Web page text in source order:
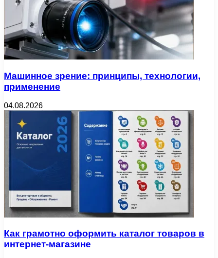
Машинное зрение: принципы, технологии,
применение
04.08.2026
Как грамотно оформить каталог товаров в
интернет-магазине